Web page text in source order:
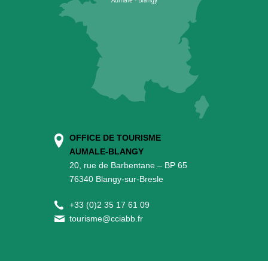
OFFICE DE TOURISME
AUMALE-BLANGY
20, rue de Barbentane – BP 65
76340 Blangy-sur-Bresle
+33 (0)2 35 17 61 09
tourisme@cciabb.fr